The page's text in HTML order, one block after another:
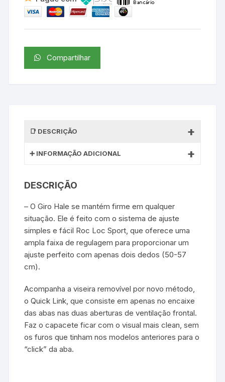
Compartilhar
DESCRIÇÃO
INFORMAÇÃO ADICIONAL
DESCRIÇÃO
– O Giro Hale se mantém firme em qualquer
situação. Ele é feito com o sistema de ajuste
simples e fácil Roc Loc Sport, que oferece uma
ampla faixa de regulagem para proporcionar um
ajuste perfeito com apenas dois dedos (50-57
cm).
Acompanha a viseira removível por novo método,
o Quick Link, que consiste em apenas no encaixe
das abas nas duas aberturas de ventilação frontal.
Faz o capacete ficar com o visual mais clean, sem
os furos que tinham nos modelos anteriores para o
“click” da aba.